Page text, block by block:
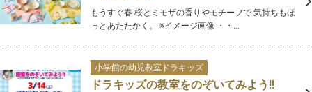
もうすぐ春 桜とミモザの香りやモチーフで 気持ちもほ
っとあたたかく。 ※イメージ画像 ・・...
小学館の幼児教室ドラキッズ
ドラキッズの教室をのぞいてみよう‼︎